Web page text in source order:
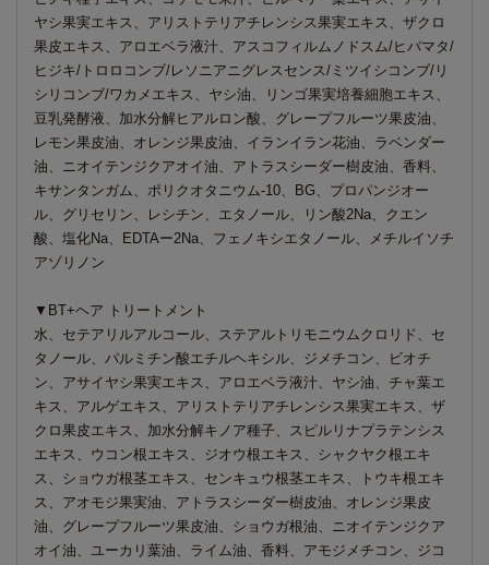
ヤシ果実エキス、アリストテリアチレンシス果実エキス、ザクロ
果皮エキス、アロエベラ液汁、アスコフィルムノドスム/ヒバマタ/
ヒジキ/トロロコンブ/レソニアニグレスセンス/ミツイシコンブ/リ
シリコンブ/ワカメエキス、ヤシ油、リンゴ果実培養細胞エキス、
豆乳発酵液、加水分解ヒアルロン酸、グレープフルーツ果皮油、
レモン果皮油、オレンジ果皮油、イランイラン花油、ラベンダー
油、ニオイテンジクアオイ油、アトラスシーダー樹皮油、香料、
キサンタンガム、ポリクオタニウム-10、BG、プロパンジオー
ル、グリセリン、レシチン、エタノール、リン酸2Na、クエン
酸、塩化Na、EDTAー2Na、フェノキシエタノール、メチルイソチ
アゾリノン
▼BT+ヘア トリートメント
水、セテアリルアルコール、ステアルトリモニウムクロリド、セ
タノール、パルミチン酸エチルヘキシル、ジメチコン、ビオチ
ン、アサイヤシ果実エキス、アロエベラ液汁、ヤシ油、チャ葉エ
キス、アルゲエキス、アリストテリアチレンシス果実エキス、ザ
クロ果皮エキス、加水分解キノア種子、スピルリナプラテンシス
エキス、ウコン根エキス、ジオウ根エキス、シャクヤク根エキ
ス、ショウガ根茎エキス、センキュウ根茎エキス、トウキ根エキ
ス、アオモジ果実油、アトラスシーダー樹皮油、オレンジ果皮
油、グレープフルーツ果皮油、ショウガ根油、ニオイテンジクア
オイ油、ユーカリ葉油、ライム油、香料、アモジメチコン、ジコ